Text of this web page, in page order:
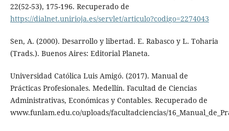
22(52-53), 175-196. Recuperado de
https://dialnet.unirioja.es/servlet/articulo?codigo=2274043
Sen, A. (2000). Desarrollo y libertad. E. Rabasco y L. Toharia
(Trads.). Buenos Aires: Editorial Planeta.
Universidad Católica Luis Amigó. (2017). Manual de
Prácticas Profesionales. Medellín. Facultad de Ciencias
Administrativas, Económicas y Contables. Recuperado de
www.funlam.edu.co/uploads/facultadciencias/